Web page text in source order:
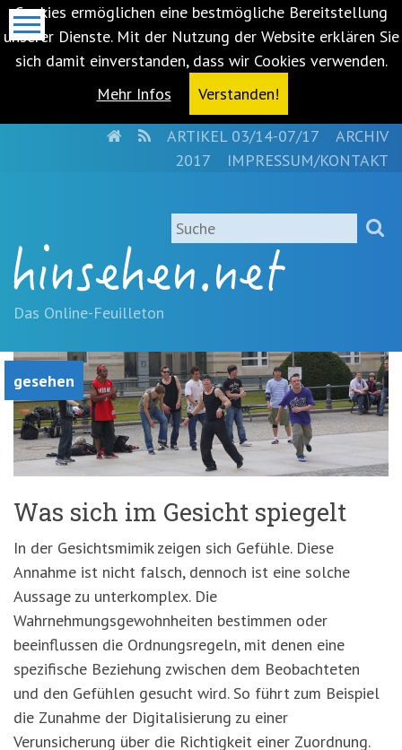
Cookies ermöglichen eine bestmögliche Bereitstellung
unserer Dienste. Mit der Nutzung der Website erklären Sie
sich damit einverstanden, dass wir Cookies verwenden.
Mehr Infos
Verstanden!
springen
(Accesskey
'1')Zur
springen
(Accesskey
'3')Zur
Suche
springen
(Accesskey
'2')
HOMERSSARTIKEL 03/14-07/17
ARCHIV
2017
IMPRESSUM/KONTAKT
Suche
Das Online-Feuilleton
gesehen
Was sich im Gesicht spiegelt
In der Gesichtsmimik zeigen sich Gefühle. Diese
Annahme ist nicht falsch, dennoch ist eine solche
Aussage zu unterkomplex. Die
Wahrnehmungsgewohnheiten bestimmen oder
beeinflussen die Ordnungsregeln, mit denen eine
spezifische Beziehung zwischen dem Beobachteten
und den Gefühlen gesucht wird. So führt zum Beispiel
die Zunahme der Digitalisierung zu einer
Verunsicherung über die Richtigkeit einer Zuordnung.